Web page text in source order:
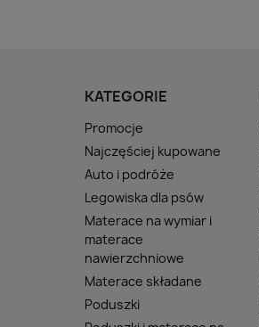
KATEGORIE
Promocje
Najczęściej kupowane
Auto i podróże
Legowiska dla psów
Materace na wymiar i
materace
nawierzchniowe
Materace składane
Poduszki